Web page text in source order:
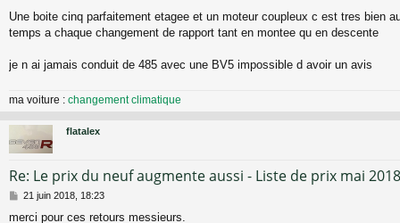
Une boite cinq parfaitement etagee et un moteur coupleux c est tres bien
temps a chaque changement de rapport tant en montee qu en descente
je n ai jamais conduit de 485 avec une BV5 impossible d avoir un avis
ma voiture : changement climatique
flatalex
Re: Le prix du neuf augmente aussi - Liste de prix mai 2018
M
21 juin 2018, 18:23
merci pour ces retours messieurs.